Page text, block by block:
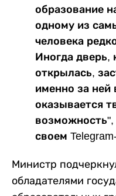
образование
одному из
человека
Иногда дверь,
открылась,
именно за ней
оказывается
своем
Министр
обладателями